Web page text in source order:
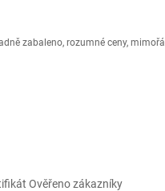
zabaleno, rozumné ceny,
Ověřeno zákazníky